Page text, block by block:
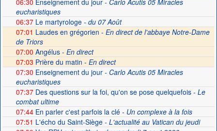
06:30 Enseignement du jour- Carlo Acutis 05 Miracles
eucharistiques
06:37Le martyrologe- du 07 Août
07:01 Laudes en grégorien - En direct de l'abbaye Notre-Dame
de Triors
07:00 Angélus - En direct
07:03 Prière du matin - En direct
07:30 Enseignement du jour- Carlo Acutis 05 Miracles
eucharistiques
07:37Des questions sur la foi, qu'on se pose quelquefois- Le
combat ultime
07:44En parler c'est parfois la clé- Un complexe à la fois
07:51 L'écho du Saint-Siège- L'actualité au Vatican du jeudi